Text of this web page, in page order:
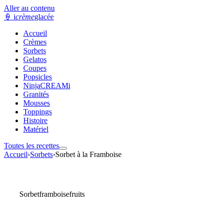
Aller au contenu
🍦 icrèmeglacée
Accueil
Crèmes
Sorbets
Gelatos
Coupes
Popsicles
NinjaCREAMi
Granités
Mousses
Toppings
Histoire
Matériel
Toutes les recettes
Accueil›Sorbets›Sorbet à la Framboise
Sorbetframboisefruits